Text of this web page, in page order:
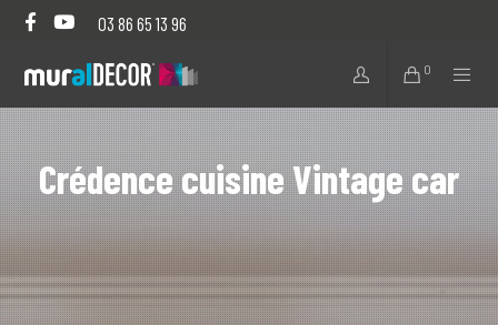
03 86 65 13 96
0
Crédence cuisine Vintage car